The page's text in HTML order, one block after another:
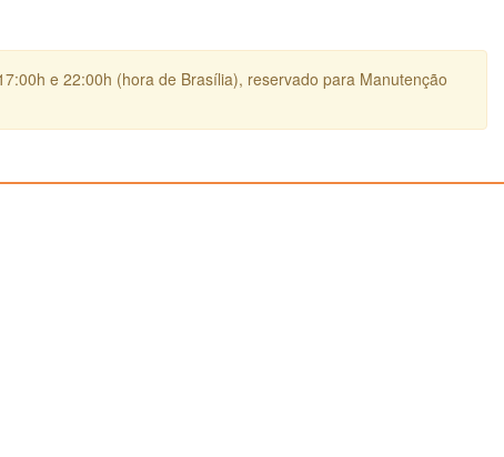
e 22:00h (hora de Brasília), reservado para Manutenção